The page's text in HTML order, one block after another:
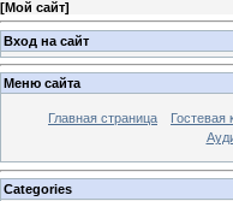
[Мой сайт]
Вход на сайт
Меню сайта
Главная страница Гостевая
Categories